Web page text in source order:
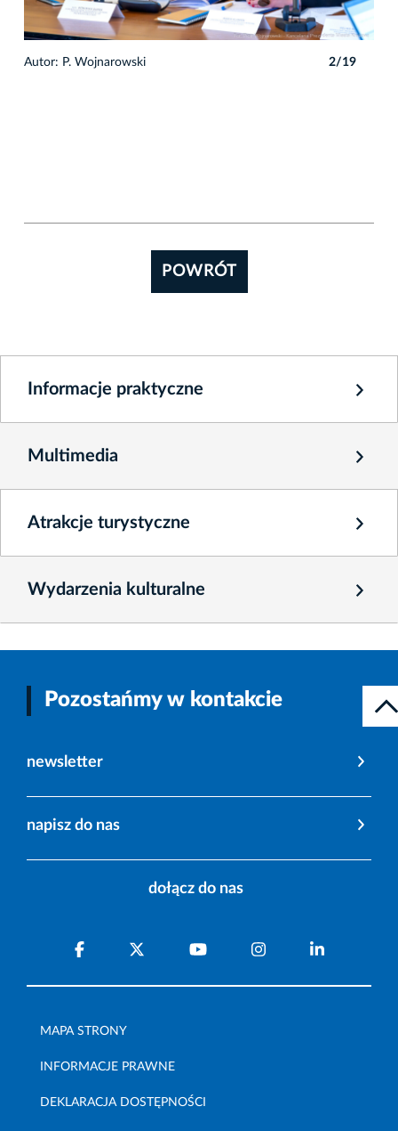
Autor: P. Wojnarowski 2/19
POWRÓT
Informacje praktyczne
Multimedia
Atrakcje turystyczne
Wydarzenia kulturalne
Pozostańmy w kontakcie
newsletter
napisz do nas
dołącz do nas
MAPA STRONY
INFORMACJE PRAWNE
DEKLARACJA DOSTĘPNOŚCI